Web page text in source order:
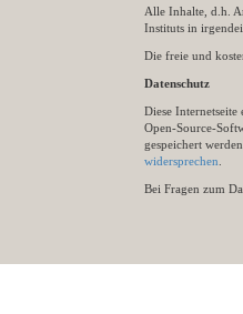
Alle Inhalte, d.h.
Instituts in
Die freie und
Datenschutz
Diese
Open-Source-
gespeichert
widersprechen
Bei Fragen zum